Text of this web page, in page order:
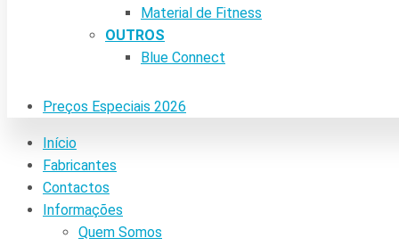
Material de Fitness
OUTROS
Blue Connect
Preços Especiais 2026
Início
Fabricantes
Contactos
Informações
Quem Somos